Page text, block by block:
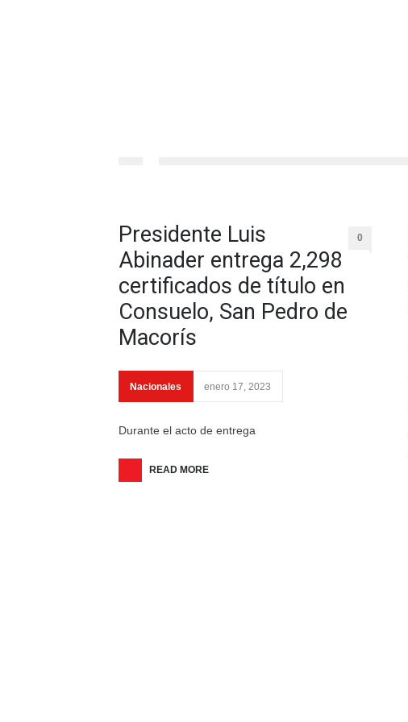
Presidente Luis
Abinader entrega 2,298
certificados de título en
Consuelo, San Pedro de
Macorís
0
Nacionales enero 17, 2023
Durante el acto de entrega
READ MORE